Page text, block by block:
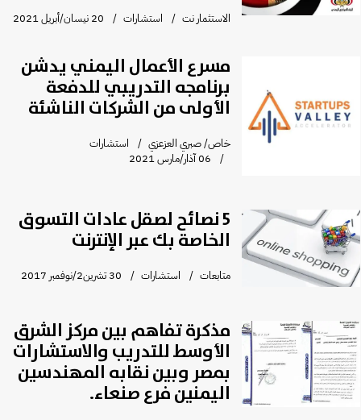
الاستثمار نت استشارات 20 نيسان/أبريل 2021
مسرع الأعمال اليمني يدشن
برنامجه التدريبي للدفعة
الأولى من الشركات الناشئة
خاص/ صبري العزعزي
استشارات
06 آذار/مارس 2021
5 نصائح لصقل عادات التسوق
الخاصة بك عبر الإنترنت
متابعات استشارات 30 تشرين2/نوفمبر 2017
مذكرة تفاهم بين مركز الشرق
الأوسط للتدريب والاستشارات
بمصر وبين نقابه المهندسين
اليمنين فرع صنعاء.